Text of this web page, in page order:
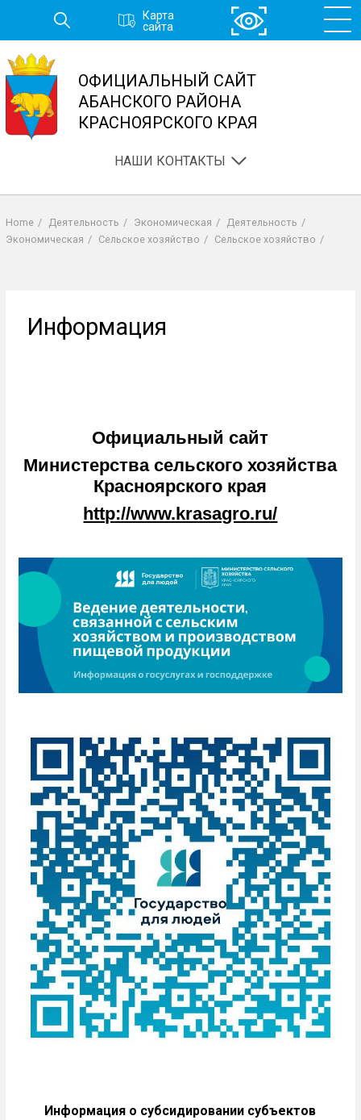
основному
содержанию
Карта
сайта
ОФИЦИАЛЬНЫЙ САЙТ
АБАНСКОГО РАЙОНА
КРАСНОЯРСКОГО КРАЯ
НАШИ КОНТАКТЫ
Строка
Home / Деятельность / Экономическая / Деятельность /
Экономическая / Сельское хозяйство / Сельское хозяйство /
Информация
Официальный сайт
Министерства сельского хозяйства
Красноярского края
http://www.krasagro.ru/
Информация о субсидировании субъектов